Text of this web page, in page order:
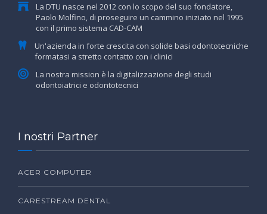
La DTU nasce nel 2012 con lo scopo del suo fondatore,
Paolo Molfino, di proseguire un cammino iniziato nel 1995
con il primo sistema CAD-CAM
Un'azienda in forte crescita con solide basi odontotecniche
formatasi a stretto contatto con i clinici
La nostra mission è la digitalizzazione degli studi
odontoiatrici e odontotecnici
I nostri Partner
ACER COMPUTER
CARESTREAM DENTAL